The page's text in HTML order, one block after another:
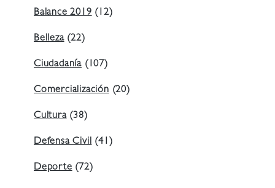
Balance 2019(12)
Belleza(22)
Ciudadanía (107)
Comercialización(20)
Cultura(38)
Defensa Civil(41)
Deporte(72)